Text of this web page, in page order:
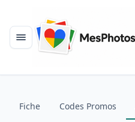
Menu
Fiche Codes Promos